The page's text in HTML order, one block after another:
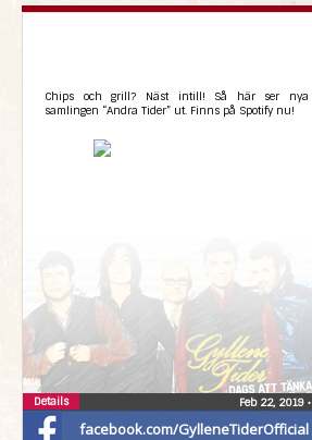
facebook.com/GylleneTiderOfficial
Chips och grill? Näst intill! Så här ser nya
samlingen “Andra Tider” ut. Finns på Spotify nu!
Feb 22, 2019 •
Details